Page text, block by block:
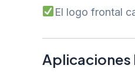
El logo frontal
Aplicaciones